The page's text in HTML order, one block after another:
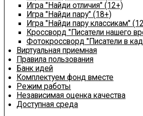
Игра "Найди отличия" (12+)
Игра "Найди пару" (18+)
Игра "Найди пару классикам"
Кроссворд "Писатели нашего
Фотокроссворд "Писатели в
Виртуальная приемная
Правила пользования
Банк идей
Комплектуем фонд вместе
Режим работы
Независимая оценка качества
Доступная среда